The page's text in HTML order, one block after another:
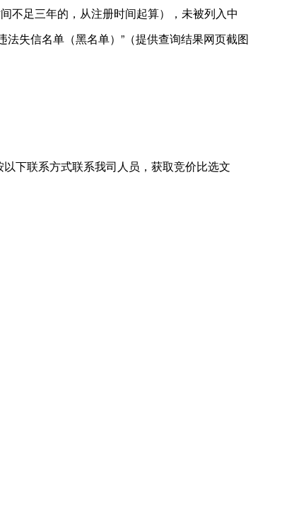
不足三年的，从注册时间起算），未被列入中
法失信名单（黑名单）”（提供查询结果网页截图
下联系方式联系我司人员，获取竞价比选文